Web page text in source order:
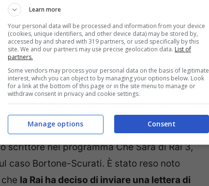
prima per “motivi editoriali” e poi,
per “questioni economiche”.
sui social, Bortone ha letto il monologo
giorni, la Rai ha deciso di avviare un
un procedimento per il
scrittore nel programma Che Sarà di Rai 3,
caso Bortone-Scurati. È stato reso noto
la Rai ha deciso di inviare una lettera di
Learn more
Your personal data will be processed and information from your device
(cookies, unique identifiers, and other device data) may be stored by,
accessed by and shared with 319 partners, or used specifically by this
site. We and our partners may use precise geolocation data. List of
partners.
Some vendors may process your personal data on the basis of legitimate
interest, which you can object to by managing your options below. Look
for a link at the bottom of this page or in the site menu to manage or
withdraw consent in privacy and cookie settings.
Consent
Manage options